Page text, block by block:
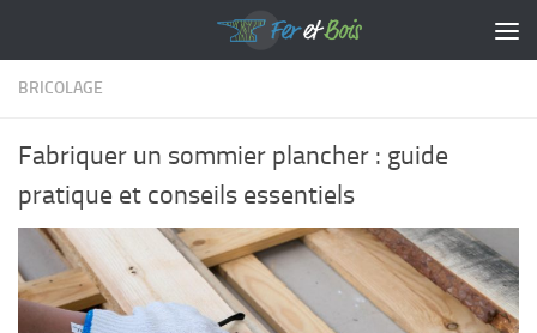
BRICOLAGE
Fabriquer un sommier plancher : guide
pratique et conseils essentiels